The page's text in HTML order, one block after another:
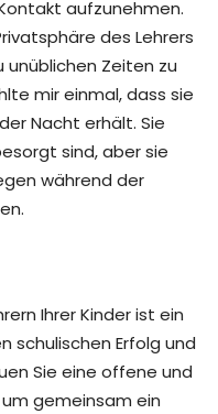
aufzunehmen.
des Lehrers
unüblichen Zeiten zu
mir einmal, dass sie
Nacht erhält. Sie
sind, aber sie
während der
Ihrer Kinder ist ein
schulischen Erfolg und
Sie eine offene und
gemeinsam ein